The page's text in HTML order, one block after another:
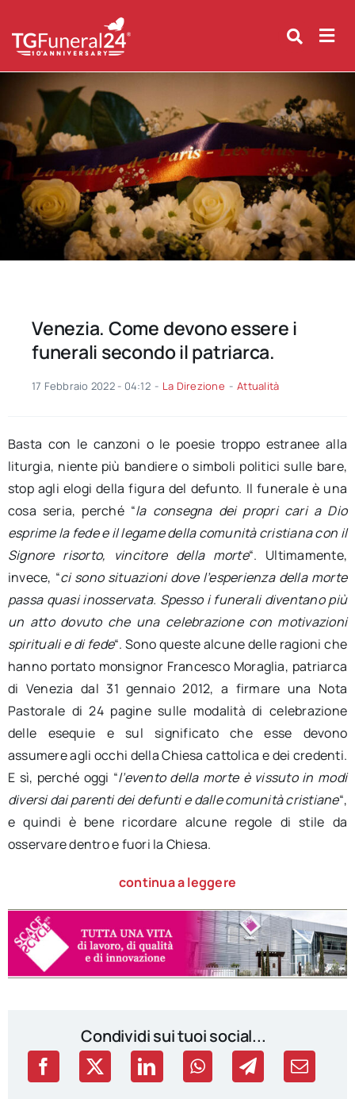
content
Venezia. Come devono essere i
funerali secondo il patriarca.
17 Febbraio 2022 - 04:12 - La Direzione - Attualità
Basta con le canzoni o le poesie troppo estranee alla
liturgia, niente più bandiere o simboli politici sulle bare,
stop agli elogi della figura del defunto. Il funerale è una
cosa seria, perché “la consegna dei propri cari a Dio
esprime la fede e il legame della comunità cristiana con il
Signore risorto, vincitore della morte“. Ultimamente,
invece, “ci sono situazioni dove l’esperienza della morte
passa quasi inosservata. Spesso i funerali diventano più
un atto dovuto che una celebrazione con motivazioni
spirituali e di fede“. Sono queste alcune delle ragioni che
hanno portato monsignor Francesco Moraglia, patriarca
di Venezia dal 31 gennaio 2012, a firmare una Nota
Pastorale di 24 pagine sulle modalità di celebrazione
delle esequie e sul significato che esse devono
assumere agli occhi della Chiesa cattolica e dei credenti.
E sì, perché oggi “l’evento della morte è vissuto in modi
diversi dai parenti dei defunti e dalle comunità cristiane“,
e quindi è bene ricordare alcune regole di stile da
osservare dentro e fuori la Chiesa.
continua a leggere
Condividi sui tuoi social...